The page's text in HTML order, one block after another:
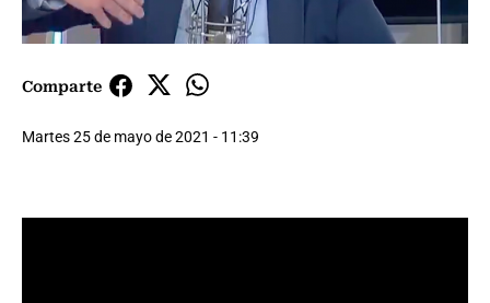
Comparte
Martes 25 de mayo de 2021 - 11:39